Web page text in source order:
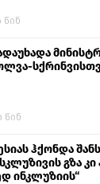
წინ
წინ
ჰქონდა
გზა კი
ინკლუზიის“